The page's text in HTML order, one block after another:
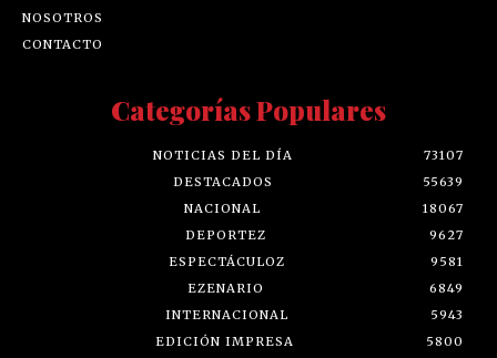
NOSOTROS
CONTACTO
Categorías Populares
NOTICIAS DEL DÍA
73107
DESTACADOS
55639
NACIONAL
18067
DEPORTEZ
9627
ESPECTÁCULOZ
9581
EZENARIO
6849
INTERNACIONAL
5943
EDICIÓN IMPRESA
5800